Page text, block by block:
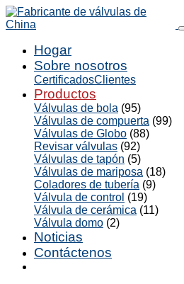
Hogar
Sobre nosotros
CertificadosClientes
Productos
Válvulas de bola (95)
Válvulas de compuerta (99)
Válvulas de Globo (88)
Revisar válvulas (92)
Válvulas de tapón (5)
Válvulas de mariposa (18)
Coladores de tubería (9)
Válvula de control (19)
Válvula de cerámica (11)
Válvula domo (2)
Noticias
Contáctenos